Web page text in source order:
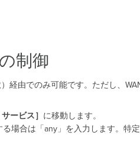
制御
経由でのみ可能です。ただし、
サービス］ に移動します。
場合は「any」を入力します。特